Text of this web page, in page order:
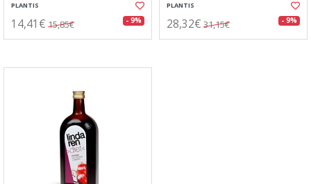
PLANTIS
14,41€ 15,85€ - 9%
PLANTIS
28,32€ 31,15€ - 9%